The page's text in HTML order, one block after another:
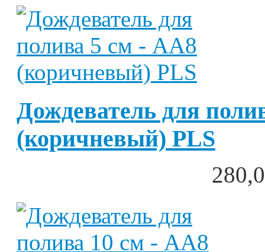
Дождеватель для
(коричневый) PLS